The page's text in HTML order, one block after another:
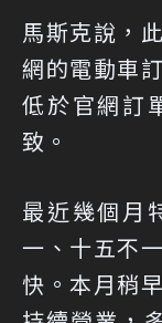
馬斯克說，
網的電動車
低於官網訂
致。
最近幾個月
一、十五不
快。本月稍